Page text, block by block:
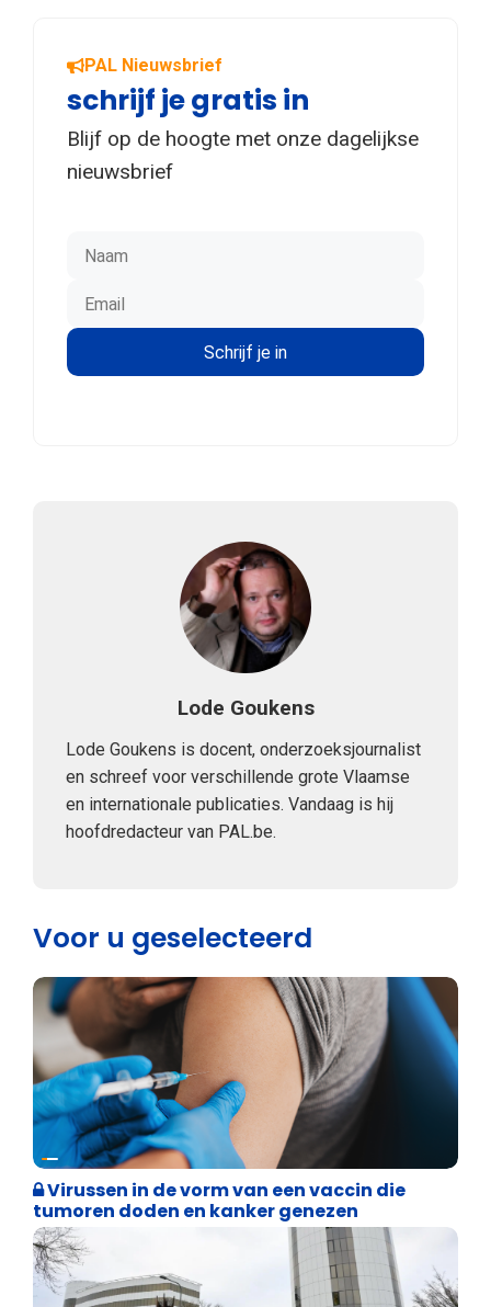
PAL Nieuwsbrief
schrijf je gratis in
Blijf op de hoogte met onze dagelijkse
nieuwsbrief
Lode Goukens
Lode Goukens is docent, onderzoeksjournalist
en schreef voor verschillende grote Vlaamse
en internationale publicaties. Vandaag is hij
hoofdredacteur van PAL.be.
Voor u geselecteerd
Weekblad 't Pallieterke
Virussen in de vorm van een vaccin die
tumoren doden en kanker genezen